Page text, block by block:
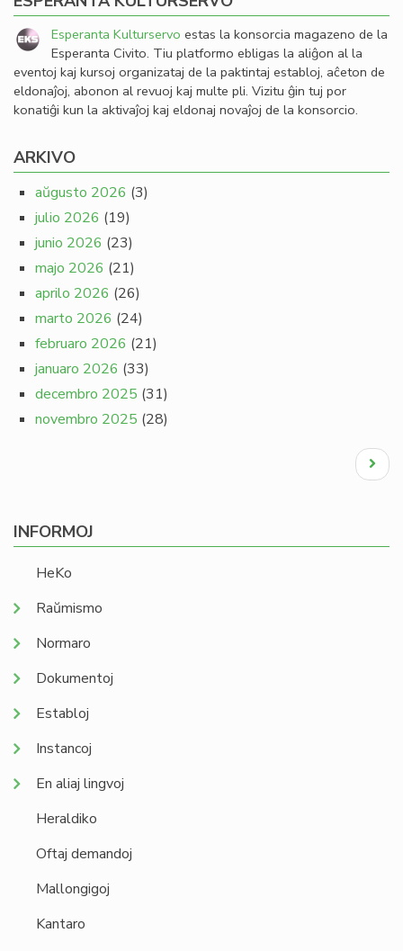
Esperanta Kulturservo estas la konsorcia magazeno de la
Esperanta Civito. Tiu platformo ebligas la aliĝon al la
eventoj kaj kursoj organizataj de la paktintaj establoj, aĉeton de
eldonaĵoj, abonon al revuoj kaj multe pli. Vizitu ĝin tuj por
konatiĝi kun la aktivaĵoj kaj eldonaj novaĵoj de la konsorcio.
ARKIVO
aŭgusto 2026 (3)
julio 2026 (19)
junio 2026 (23)
majo 2026 (21)
aprilo 2026 (26)
marto 2026 (24)
februaro 2026 (21)
januaro 2026 (33)
decembro 2025 (31)
novembro 2025 (28)
Next
page
INFORMOJ
HeKo
Raŭmismo
Normaro
Dokumentoj
Establoj
Instancoj
En aliaj lingvoj
Heraldiko
Oftaj demandoj
Mallongigoj
Kantaro